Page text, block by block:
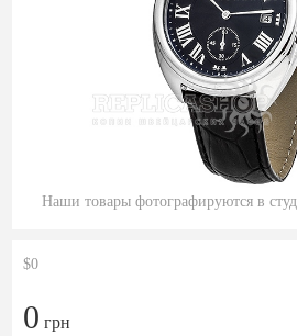
Наши товары фотографируются в
$0
0 грн